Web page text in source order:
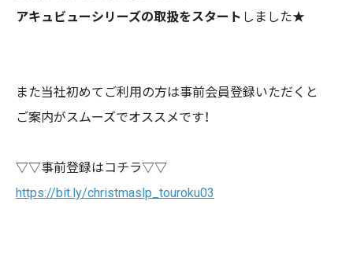
アキュビューシリーズの取扱をスタート しました★
また当社初めてご利用の方は事前会員登録いただくと
ご案内がスムーズでオススメです！
▽▽事前登録はコチラ▽▽
https://bit.ly/christmaslp_touroku03